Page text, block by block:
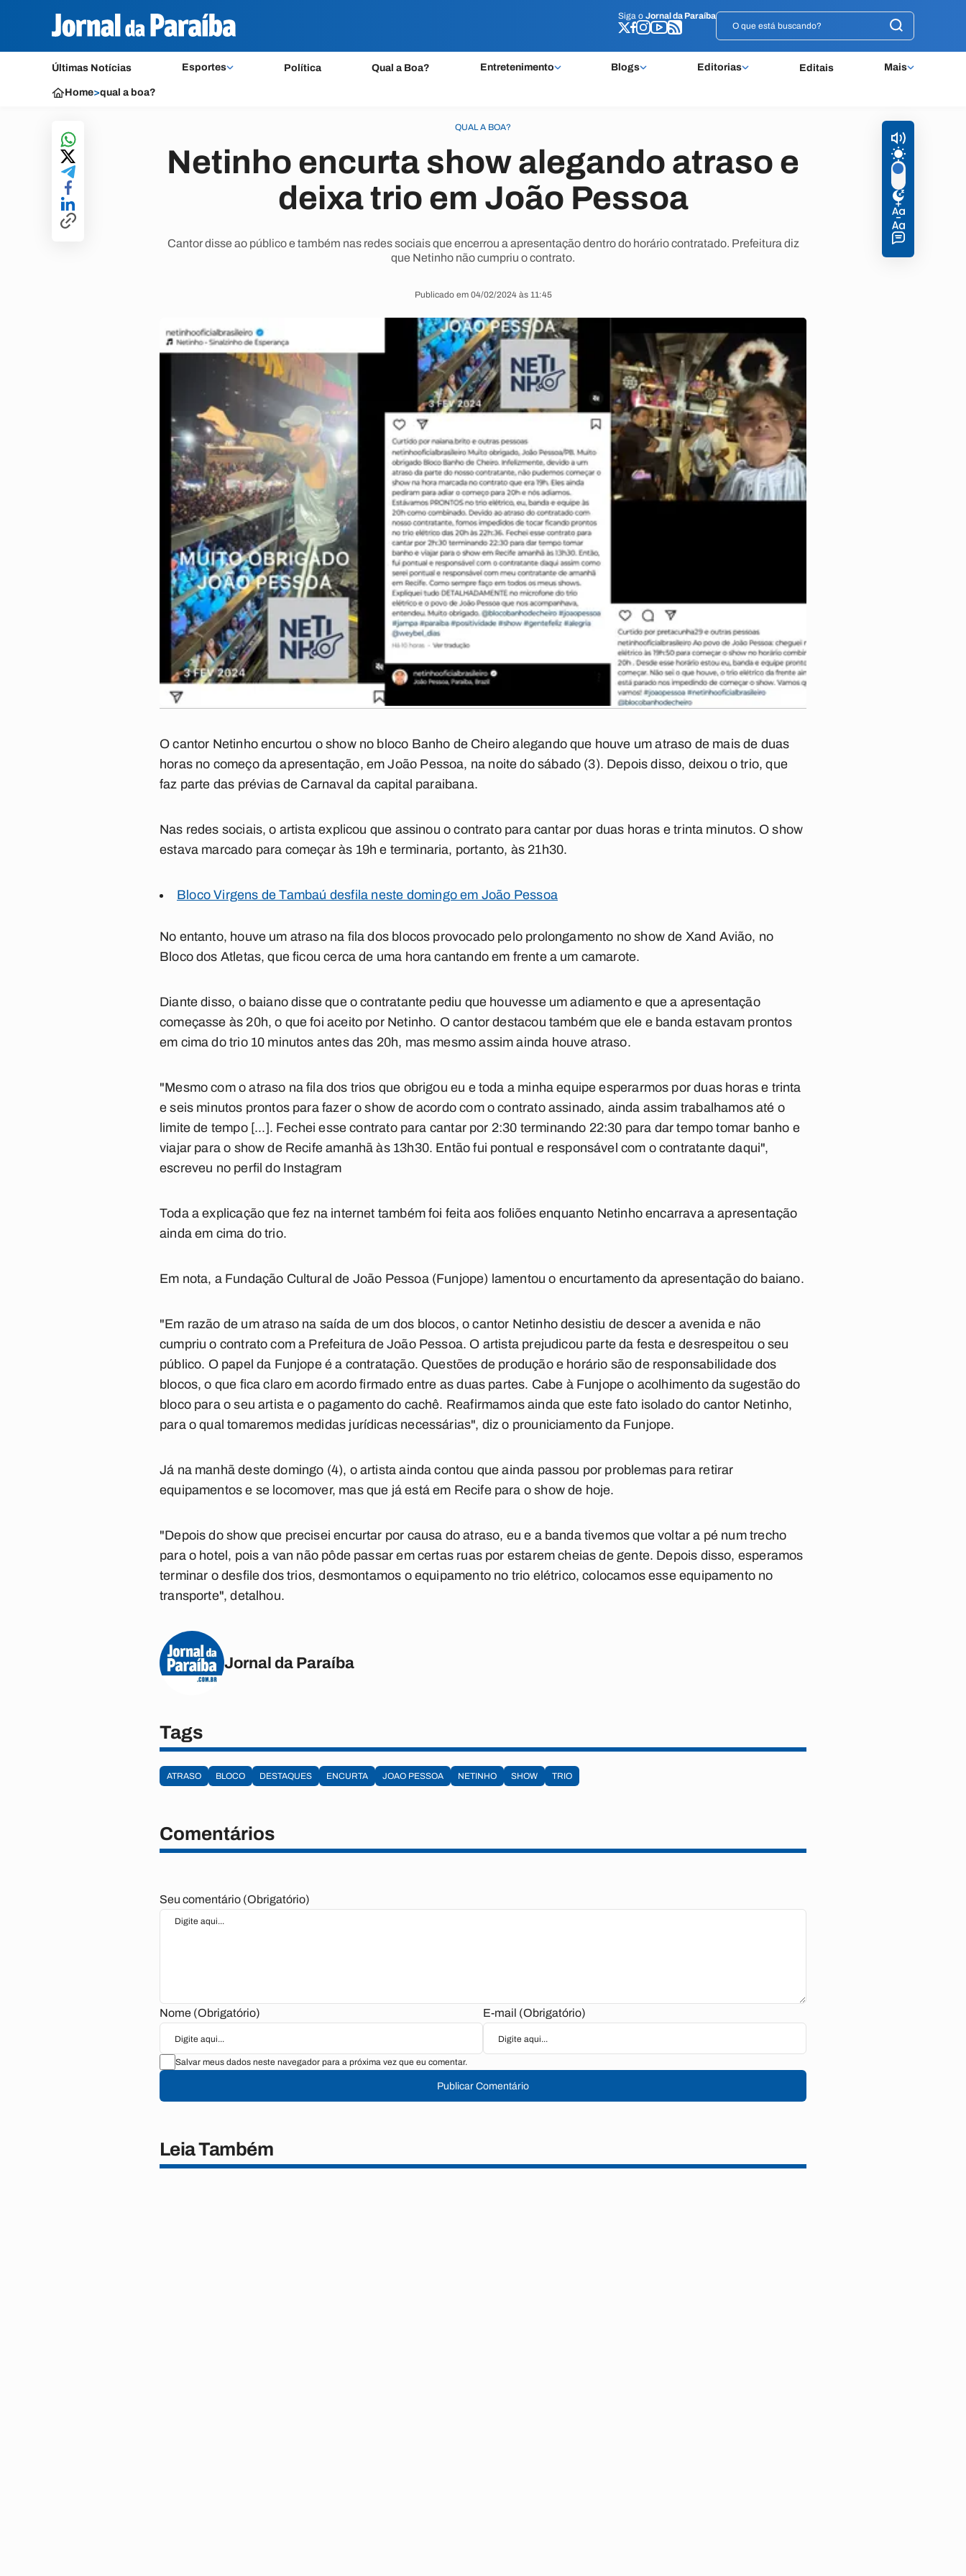
Siga o Jornal da Paraíba
Últimas Notícias Esportes Política Qual a Boa? Entretenimento Blogs Editorias Editais Mais
Siga o Jornal da Paraíba
Home>qual a boa?
QUAL A BOA?
Netinho encurta show alegando atraso e
deixa trio em João Pessoa
Cantor disse ao público e também nas redes sociais que encerrou a apresentação dentro do horário contratado. Prefeitura diz
que Netinho não cumpriu o contrato.
Publicado em 04/02/2024 às 11:45
O cantor Netinho encurtou o show no bloco Banho de Cheiro alegando que houve um atraso de mais de duas
horas no começo da apresentação, em João Pessoa, na noite do sábado (3). Depois disso, deixou o trio, que
faz parte das prévias de Carnaval da capital paraibana.
Nas redes sociais, o artista explicou que assinou o contrato para cantar por duas horas e trinta minutos. O show
estava marcado para começar às 19h e terminaria, portanto, às 21h30.
Bloco Virgens de Tambaú desfila neste domingo em João Pessoa
No entanto, houve um atraso na fila dos blocos provocado pelo prolongamento no show de Xand Avião, no
Bloco dos Atletas, que ficou cerca de uma hora cantando em frente a um camarote.
Diante disso, o baiano disse que o contratante pediu que houvesse um adiamento e que a apresentação
começasse às 20h, o que foi aceito por Netinho. O cantor destacou também que ele e banda estavam prontos
em cima do trio 10 minutos antes das 20h, mas mesmo assim ainda houve atraso.
"Mesmo com o atraso na fila dos trios que obrigou eu e toda a minha equipe esperarmos por duas horas e trinta
e seis minutos prontos para fazer o show de acordo com o contrato assinado, ainda assim trabalhamos até o
limite de tempo [...]. Fechei esse contrato para cantar por 2:30 terminando 22:30 para dar tempo tomar banho e
viajar para o show de Recife amanhã às 13h30. Então fui pontual e responsável com o contratante daqui",
escreveu no perfil do Instagram
Toda a explicação que fez na internet também foi feita aos foliões enquanto Netinho encarrava a apresentação
ainda em cima do trio.
Em nota, a Fundação Cultural de João Pessoa (Funjope) lamentou o encurtamento da apresentação do baiano.
"Em razão de um atraso na saída de um dos blocos, o cantor Netinho desistiu de descer a avenida e não
cumpriu o contrato com a Prefeitura de João Pessoa. O artista prejudicou parte da festa e desrespeitou o seu
público. O papel da Funjope é a contratação. Questões de produção e horário são de responsabilidade dos
blocos, o que fica claro em acordo firmado entre as duas partes. Cabe à Funjope o acolhimento da sugestão do
bloco para o seu artista e o pagamento do cachê. Reafirmamos ainda que este fato isolado do cantor Netinho,
para o qual tomaremos medidas jurídicas necessárias", diz o prouniciamento da Funjope.
Já na manhã deste domingo (4), o artista ainda contou que ainda passou por problemas para retirar
equipamentos e se locomover, mas que já está em Recife para o show de hoje.
"Depois do show que precisei encurtar por causa do atraso, eu e a banda tivemos que voltar a pé num trecho
para o hotel, pois a van não pôde passar em certas ruas por estarem cheias de gente. Depois disso, esperamos
terminar o desfile dos trios, desmontamos o equipamento no trio elétrico, colocamos esse equipamento no
transporte", detalhou.
Jornal da Paraíba
Tags
ATRASO BLOCO DESTAQUES ENCURTA JOAO PESSOA NETINHO SHOW TRIO
Comentários
Seu comentário (Obrigatório)
Nome (Obrigatório) E-mail (Obrigatório)
Salvar meus dados neste navegador para a próxima vez que eu comentar.
Publicar Comentário
Leia Também